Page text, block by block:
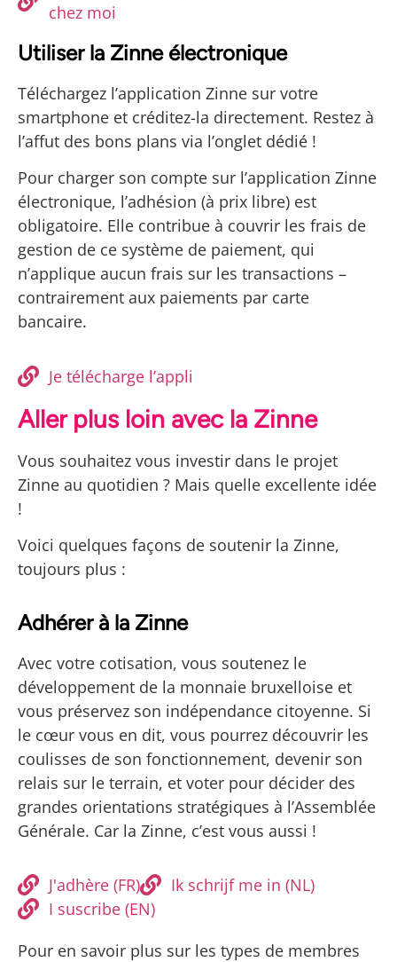
chez moi
Utiliser la Zinne électronique
Téléchargez l’application Zinne sur votre
smartphone et créditez-la directement. Restez à
l’affut des bons plans via l’onglet dédié !
Pour charger son compte sur l’application Zinne
électronique, l’adhésion (à prix libre) est
obligatoire. Elle contribue à couvrir les frais de
gestion de ce système de paiement, qui
n’applique aucun frais sur les transactions –
contrairement aux paiements par carte
bancaire.
Je télécharge l’appli
Aller plus loin avec la Zinne
Vous souhaitez vous investir dans le projet
Zinne au quotidien ? Mais quelle excellente idée
!
Voici quelques façons de soutenir la Zinne,
toujours plus :
Adhérer à la Zinne
Avec votre cotisation, vous soutenez le
développement de la monnaie bruxelloise et
vous préservez son indépendance citoyenne. Si
le cœur vous en dit, vous pourrez découvrir les
coulisses de son fonctionnement, devenir son
relais sur le terrain, et voter pour décider des
grandes orientations stratégiques à l’Assemblée
Générale. Car la Zinne, c’est vous aussi !
J'adhère (FR)
Ik schrijf me in (NL)
I suscribe (EN)
Pour en savoir plus sur les types de membres